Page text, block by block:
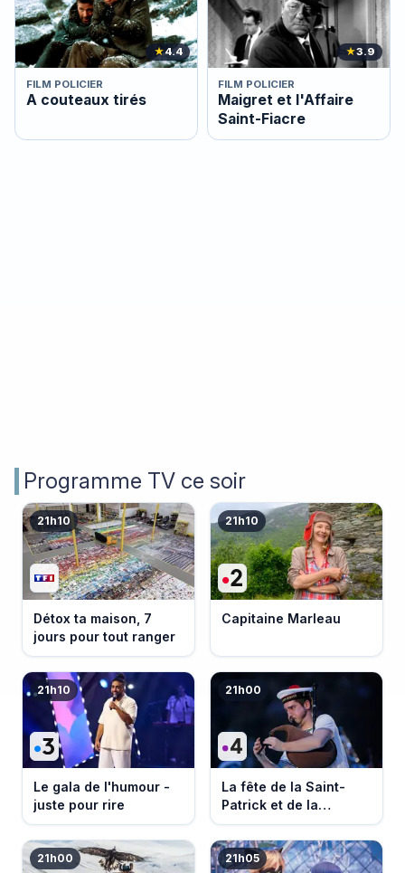
★4.4
FILM POLICIER
A couteaux tirés
★3.9
FILM POLICIER
Maigret et l'Affaire
Saint-Fiacre
Programme TV ce soir
21h10
Détox ta maison, 7
jours pour tout ranger
21h10
Capitaine Marleau
21h10
Le gala de l'humour -
juste pour rire
21h00
La fête de la Saint-
Patrick et de la
Bretagne
21h00 21h05